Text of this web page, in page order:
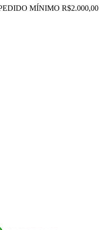
MÍNIMO R$2.000,00